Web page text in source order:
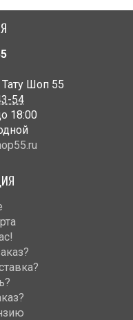
Тату Шоп 55
54
18:00